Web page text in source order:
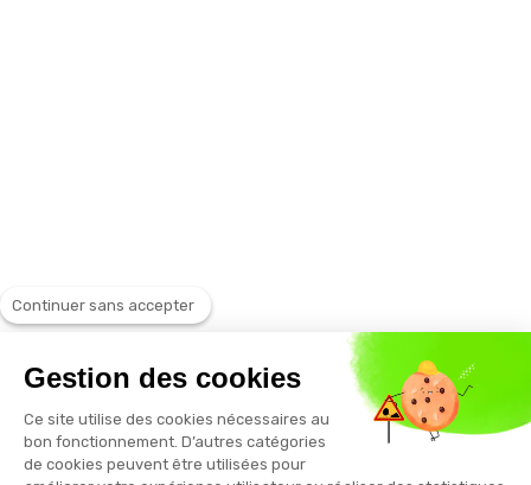
Continuer sans accepter
Gestion des cookies
Ce site utilise des cookies nécessaires au
bon fonctionnement. D’autres catégories
de cookies peuvent être utilisées pour